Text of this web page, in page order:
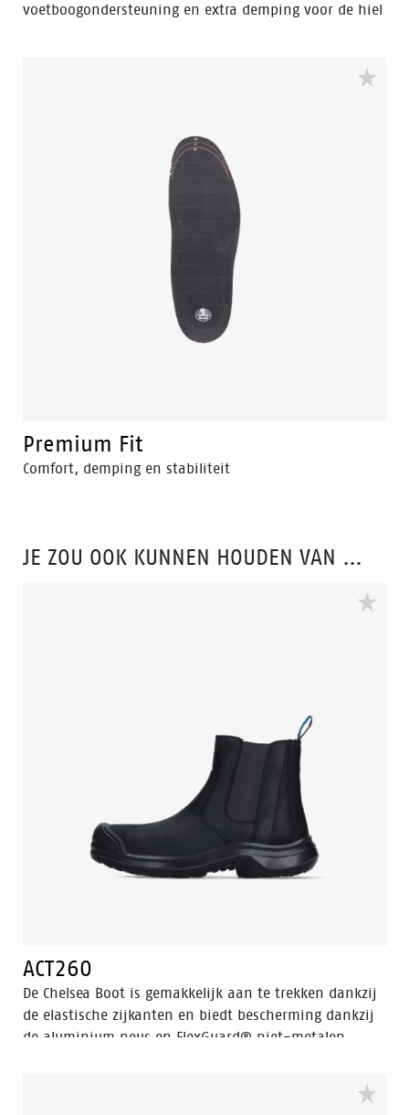
voetboogondersteuning en extra demping voor de hiel
Premium Fit
Comfort, demping en stabiliteit
JE ZOU OOK KUNNEN HOUDEN VAN …
ACT260
De Chelsea Boot is gemakkelijk aan te trekken dankzij
de elastische zijkanten en biedt bescherming dankzij
de aluminium neus en FlexGuard® niet-metalen
technologie en ondersteunende systemen zorgen voor
comfort, waardoor deze schoen perfect is voor werk en